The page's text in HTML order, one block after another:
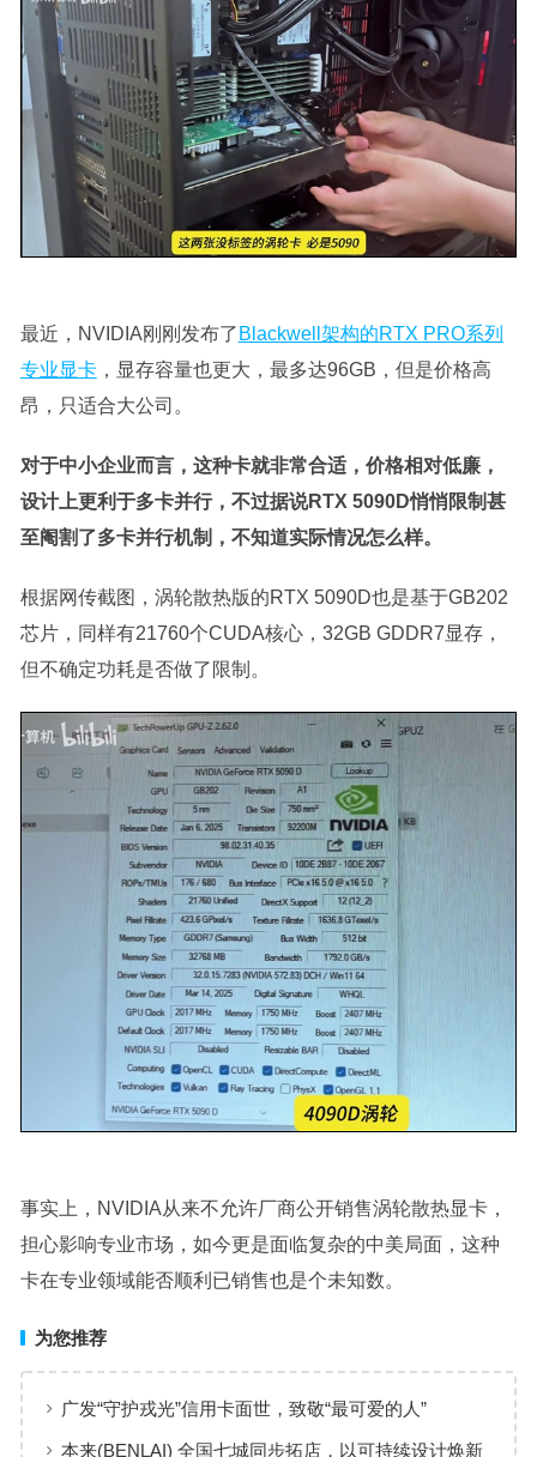
最近，NVIDIA刚刚发布了 Blackwell架构的RTX PRO系列
专业显卡，显存容量也更大，最多达96GB，但是价格高
昂，只适合大公司。
对于中小企业而言，这种卡就非常合适，价格相对低廉，
设计上更利于多卡并行，不过据说RTX 5090D悄悄限制甚
至阉割了多卡并行机制，不知道实际情况怎么样。
根据网传截图，涡轮散热版的RTX 5090D也是基于GB202
芯片，同样有21760个CUDA核心，32GB GDDR7显存，
但不确定功耗是否做了限制。
事实上，NVIDIA从来不允许厂商公开销售涡轮散热显卡，
担心影响专业市场，如今更是面临复杂的中美局面，这种
卡在专业领域能否顺利已销售也是个未知数。
为您推荐
广发“守护戎光”信用卡面世，致敬“最可爱的人”
本来(BENLAI) 全国七城同步拓店，以可持续设计焕新